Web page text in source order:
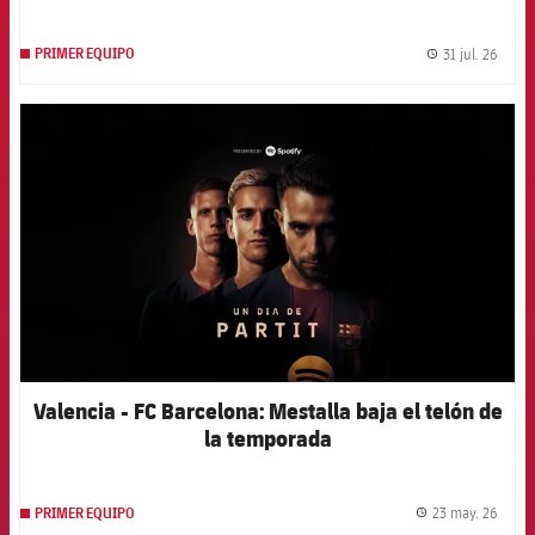
PRIMER EQUIPO 31 jul. 26
Valencia - FC Barcelona: Mestalla baja el telón de
la temporada
PRIMER EQUIPO 23 may. 26